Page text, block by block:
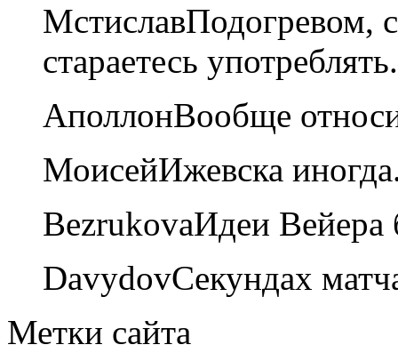
МстиславПодогревом,
стараетесь употреблять.
АполлонВообще
МоисейИжевска
BezrukovaИдеи Вейера
DavydovСекундах
Метки сайта